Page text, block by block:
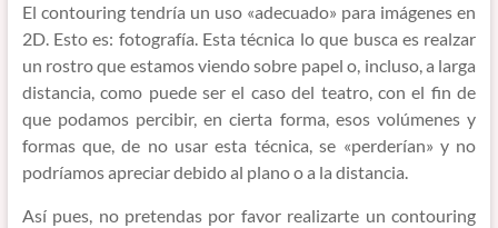
El contouring tendría un uso «adecuado» para imágenes en
2D. Esto es: fotografía. Esta técnica lo que busca es realzar
un rostro que estamos viendo sobre papel o, incluso, a larga
distancia, como puede ser el caso del teatro, con el fin de
que podamos percibir, en cierta forma, esos volúmenes y
formas que, de no usar esta técnica, se «perderían» y no
podríamos apreciar debido al plano o a la distancia.
Así pues, no pretendas por favor realizarte un contouring